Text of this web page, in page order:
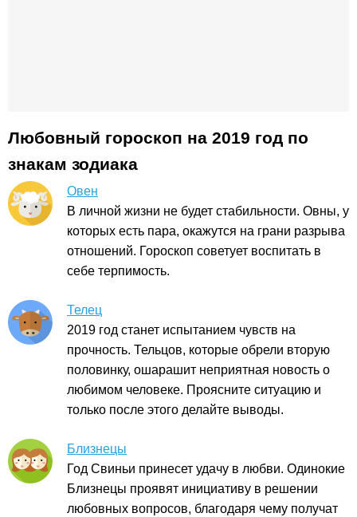
Любовный гороскоп на 2019 год по
знакам зодиака
Овен
В личной жизни не будет стабильности. Овны, у
которых есть пара, окажутся на грани разрыва
отношений. Гороскоп советует воспитать в
себе терпимость.
Телец
2019 год станет испытанием чувств на
прочность. Тельцов, которые обрели вторую
половинку, ошарашит неприятная новость о
любимом человеке. Проясните ситуацию и
только после этого делайте выводы.
Близнецы
Год Свиньи принесет удачу в любви. Одинокие
Близнецы проявят инициативу в решении
любовных вопросов, благодаря чему получат